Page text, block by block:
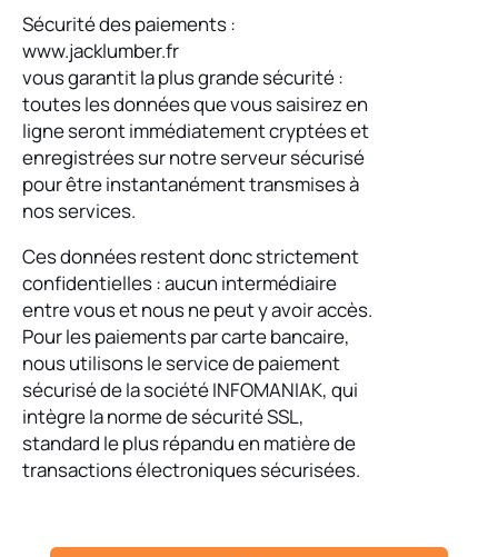
Sécurité des paiements :
www.jacklumber.fr
vous garantit la plus grande sécurité :
toutes les données que vous saisirez en
ligne seront immédiatement cryptées et
enregistrées sur notre serveur sécurisé
pour être instantanément transmises à
nos services.
Ces données restent donc strictement
confidentielles : aucun intermédiaire
entre vous et nous ne peut y avoir accès.
Pour les paiements par carte bancaire,
nous utilisons le service de paiement
sécurisé de la société INFOMANIAK, qui
intègre la norme de sécurité SSL,
standard le plus répandu en matière de
transactions électroniques sécurisées.